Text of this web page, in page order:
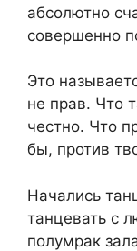
абсолютно
совершенно
Это
не прав. Что
честно. Что
бы, против
Начались
танцевать с
полумрак